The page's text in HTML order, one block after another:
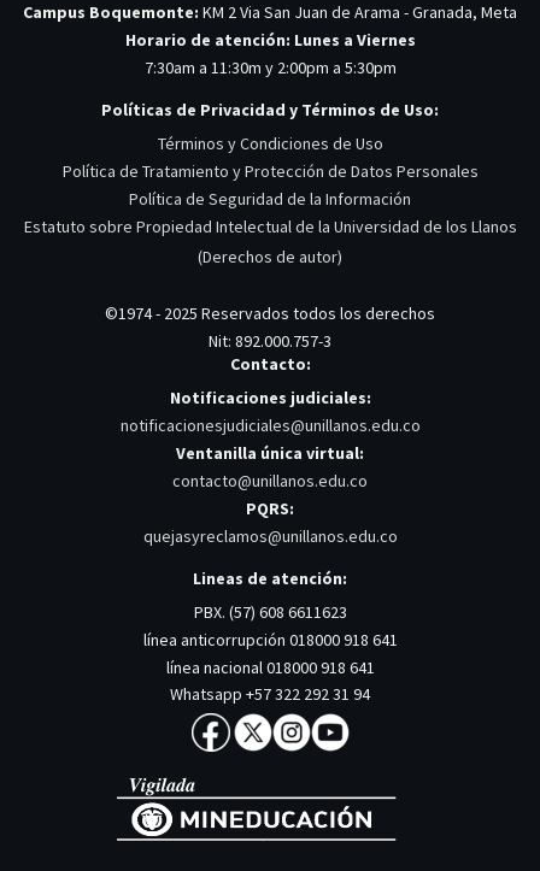
Campus Boquemonte: KM 2 Via San Juan de Arama - Granada, Meta
Horario de atención: Lunes a Viernes
7:30am a 11:30m y 2:00pm a 5:30pm
Políticas de Privacidad y Términos de Uso:
Términos y Condiciones de Uso
Política de Tratamiento y Protección de Datos Personales
Política de Seguridad de la Información
Estatuto sobre Propiedad Intelectual de la Universidad de los Llanos
(Derechos de autor)
©1974 - 2025 Reservados todos los derechos
Nit: 892.000.757-3
Contacto:
Notificaciones judiciales:
notificacionesjudiciales@unillanos.edu.co
Ventanilla única virtual:
contacto@unillanos.edu.co
PQRS:
quejasyreclamos@unillanos.edu.co
Lineas de atención:
PBX. (57) 608 6611623
línea anticorrupción 018000 918 641
línea nacional 018000 918 641
Whatsapp +57 322 292 31 94